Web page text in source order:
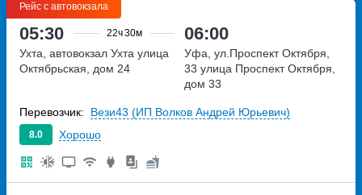
Рейс с автовокзала
05:30 22ч30м 06:00
Ухта, автовокзал Ухта улица
Октябрьская, дом 24
Уфа, ул.Проспект Октября,
33 улица Проспект Октября,
дом 33
8.0 Хорошо
Перевозчик: Вези43 (ИП Волков Андрей Юрьевич)